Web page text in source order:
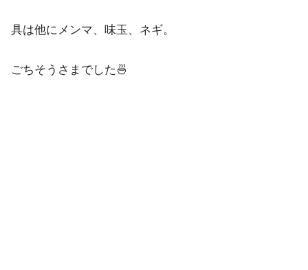
具は他にメンマ、味玉、ネギ。
ごちそうさまでした🍜